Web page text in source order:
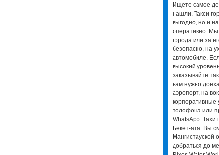
Ищете самое
нашли. Такси
выгодно, но и
оперативно. Мы
города или за
безопасно, на
автомобиле.
высокий
заказывайте
вам нужно
аэропорт, на
корпоративные
телефона или
WhatsApp.
Бекет-ата. Вы
Мангистауской
добраться до